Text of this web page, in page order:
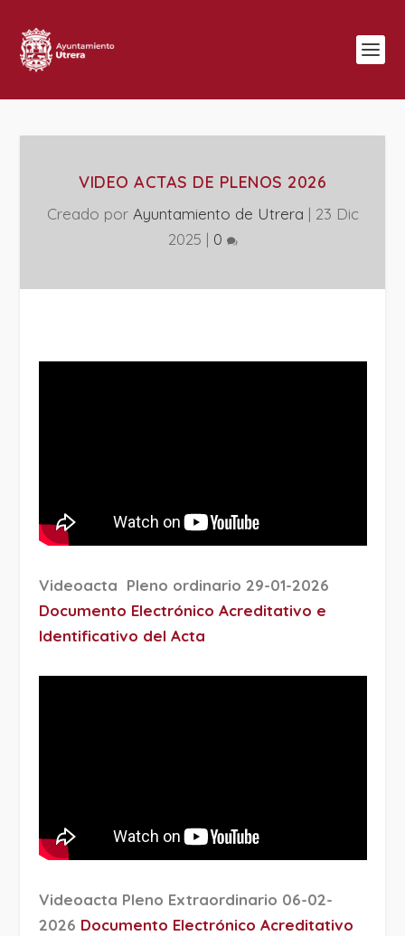
VIDEO ACTAS DE PLENOS 2026
Creado por Ayuntamiento de Utrera | 23 Dic
2025 | 0
Videoacta Pleno ordinario 29-01-2026
Documento Electrónico Acreditativo e
Identificativo del Acta
Videoacta Pleno Extraordinario 06-02-
2026 Documento Electrónico Acreditativo